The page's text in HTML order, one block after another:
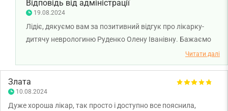
Відповідь від адміністрації
19.08.2024
Лідіє, дякуємо вам за позитивний відгук про лікарку-
дитячу неврологиню Руденко Олену Іванівну. Бажаємо
Читати далі
Злата
10.08.2024
Дуже хороша лікар, так просто і доступно все пояснила,